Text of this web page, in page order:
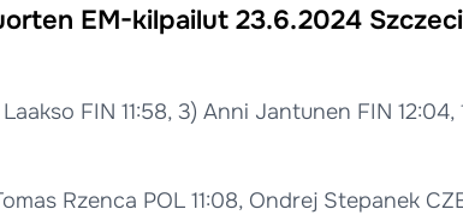
EM-kilpailut 23.6.2024
FIN 11:58, 3) Anni Jantunen FIN
Rzenca POL 11:08, Ondrej Stepanek